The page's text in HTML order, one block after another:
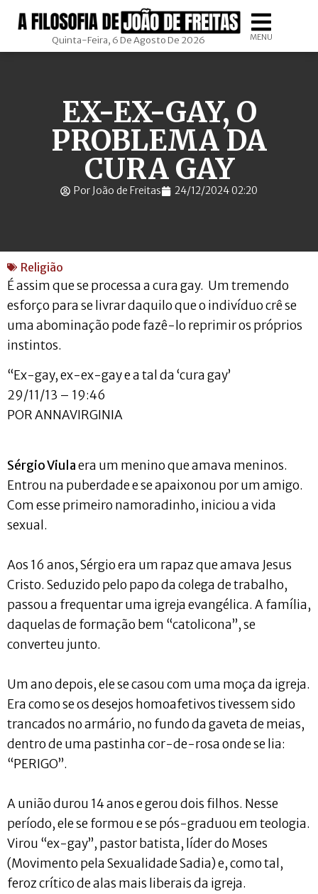
Quinta-Feira, 6 De Agosto De 2026 MENU
EX-EX-GAY, O
PROBLEMA DA
CURA GAY
Por João de Freitas 24/12/2024 02:20
Religião
É assim que se processa a cura gay. Um tremendo
esforço para se livrar daquilo que o indivíduo crê se
uma abominação pode fazê-lo reprimir os próprios
instintos.
“Ex-gay, ex-ex-gay e a tal da ‘cura gay’
29/11/13 – 19:46
POR ANNAVIRGINIA
Sérgio Viulaera um menino que amava meninos.
Entrou na puberdade e se apaixonou por um amigo.
Com esse primeiro namoradinho, iniciou a vida
sexual.
Aos 16 anos, Sérgio era um rapaz que amava Jesus
Cristo. Seduzido pelo papo da colega de trabalho,
passou a frequentar uma igreja evangélica. A família,
daquelas de formação bem “catolicona”, se
converteu junto.
Um ano depois, ele se casou com uma moça da igreja.
Era como se os desejos homoafetivos tivessem sido
trancados no armário, no fundo da gaveta de meias,
dentro de uma pastinha cor-de-rosa onde se lia:
“PERIGO”.
A união durou 14 anos e gerou dois filhos. Nesse
período, ele se formou e se pós-graduou em teologia.
Virou “ex-gay”, pastor batista, líder do Moses
(Movimento pela Sexualidade Sadia) e, como tal,
feroz crítico de alas mais liberais da igreja.